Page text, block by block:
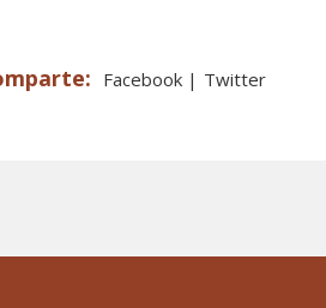
Facebook Twitter